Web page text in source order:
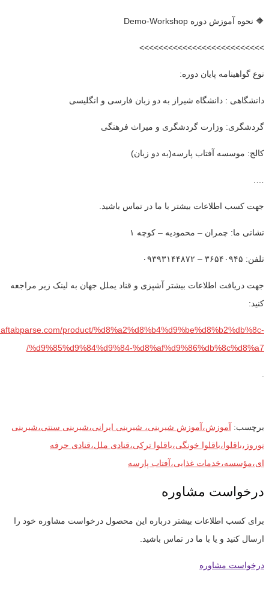
🔶 نحوه آموزش دوره Demo-Workshop
>>>>>>>>>>>>>>>>>>>>>>>>>>
نوع گواهینامه پایان دوره:
دانشگاهی : دانشگاه شیراز به دو زبان فارسی و انگلیسی
گردشگری: وزارت گردشگری و میراث فرهنگی
کالج: موسسه آفتاب پارسه(به دو زبان)
جهت کسب اطلاعات بیشتر با ما در تماس باشید.
نشانی ما: چمران – محمودیه – کوچه ۱
تلفن: ۳۶۵۴۰۹۴۵ – ۰۹۳۹۳۱۴۴۸۷۲
جهت دریافت اطلاعات بیشتر آشپزی و قناد یملل جهان به لینک زیر مراجعه
کنید:
product/%d8%a2%d8%b4%d9%be%d8%b2%db%8c-
%d9%85%d9%84%d9%84-%d8%af%d9%86%db%8c%d8%a7/
برچسب: آموزش،آموزش شیرینی، شیرینی ایرانی،شیرینی سنتی،شیرینی
نوروز،باقلوا،باقلوا خونگی،باقلوا ترکی،قنادی ملل،قنادی حرفه
ای،مؤسسه،خدمات غذایی،آفتاب پارسه
درخواست مشاوره
برای کسب اطلاعات بیشتر درباره این محصول درخواست مشاوره خود را
ارسال کنید و یا با ما در تماس باشید.
درخواست مشاوره